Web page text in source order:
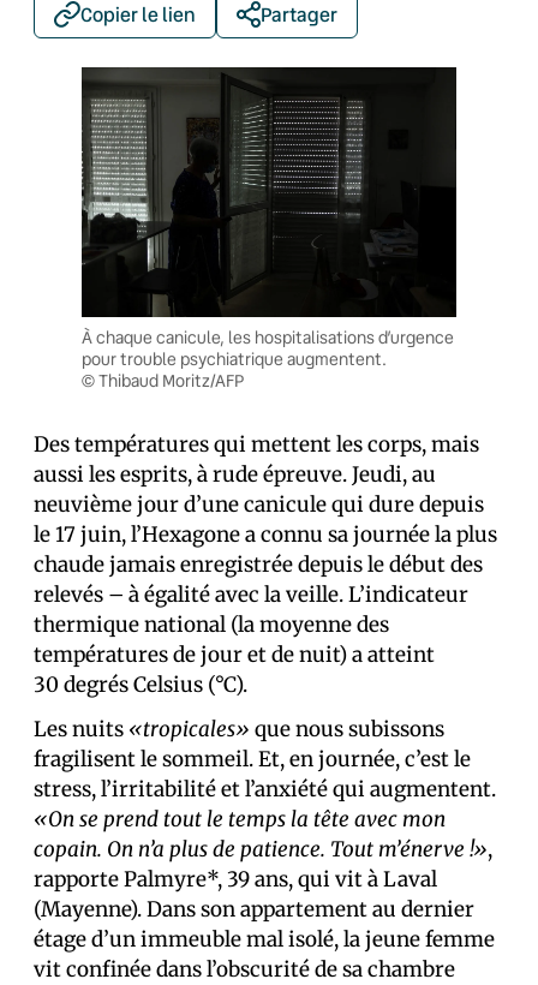
Copier le lien Partager
À chaque canicule, les hospitalisations d’urgence
pour trouble psychiatrique augmentent.
© Thibaud Moritz/AFP
Des températures qui mettent les corps, mais
aussi les esprits, à rude épreuve. Jeudi, au
neuvième jour d’une canicule qui dure depuis
le 17 juin, l’Hexagone a connu sa journée la plus
chaude jamais enregistrée depuis le début des
relevés – à égalité avec la veille. L’indicateur
thermique national (la moyenne des
températures de jour et de nuit) a atteint
30 degrés Celsius (°C).
Les nuits «tropicales» que nous subissons
fragilisent le sommeil. Et, en journée, c’est le
stress, l’irritabilité et l’anxiété qui augmentent.
«On se prend tout le temps la tête avec mon
copain. On n’a plus de patience. Tout m’énerve !»,
rapporte Palmyre*, 39 ans, qui vit à Laval
(Mayenne). Dans son appartement au dernier
étage d’un immeuble mal isolé, la jeune femme
vit confinée dans l’obscurité de sa chambre